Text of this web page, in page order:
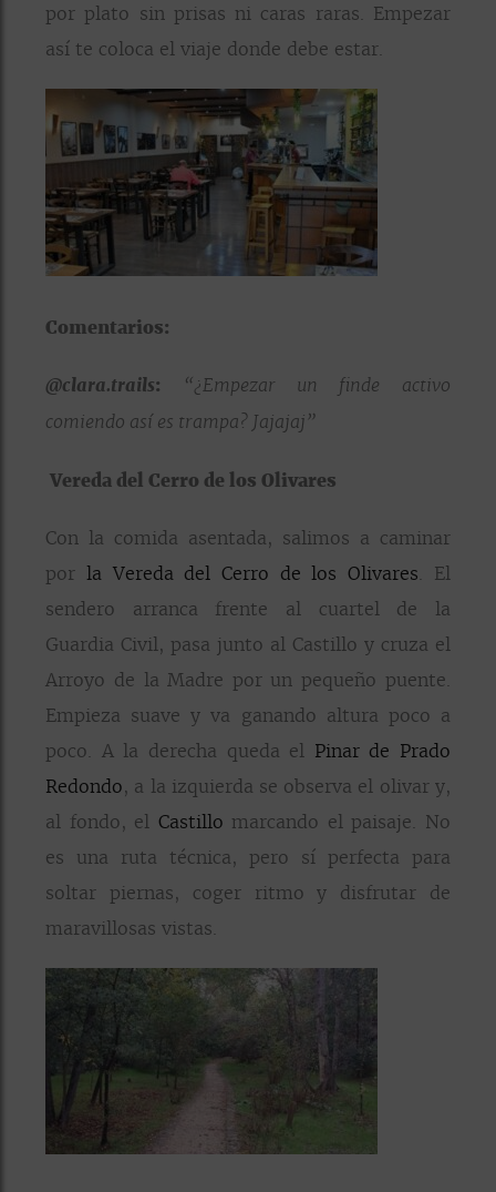
por plato sin prisas ni caras raras. Empezar
así te coloca el viaje donde debe estar.
Comentarios:
@clara.trails:
“¿Empezar un finde activo
comiendo así es trampa? Jajajaj”
Vereda del Cerro de los Olivares
Con la comida asentada, salimos a caminar
por la Vereda del Cerro de los Olivares. El
sendero arranca frente al cuartel de la
Guardia Civil, pasa junto al Castillo y cruza el
Arroyo de la Madre por un pequeño puente.
Empieza suave y va ganando altura poco a
poco. A la derecha queda el Pinar de Prado
Redondo, a la izquierda se observa el olivar y,
al fondo, el Castillo marcando el paisaje. No
es una ruta técnica, pero sí perfecta para
soltar piernas, coger ritmo y disfrutar de
maravillosas vistas.